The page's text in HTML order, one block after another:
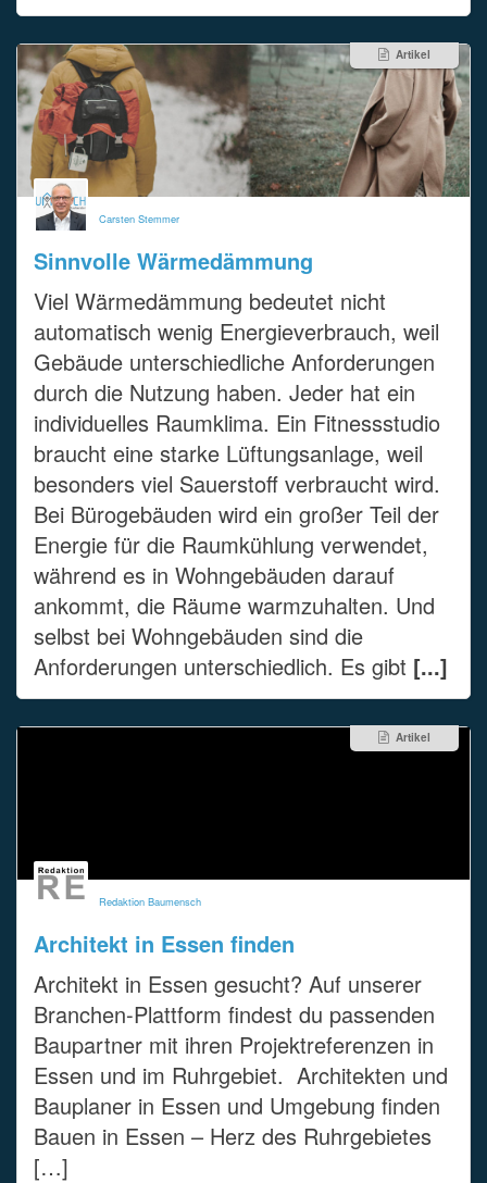
Artikel
Carsten Stemmer
Sinnvolle Wärmedämmung
Viel Wärmedämmung bedeutet nicht
automatisch wenig Energieverbrauch, weil
Gebäude unterschiedliche Anforderungen
durch die Nutzung haben. Jeder hat ein
individuelles Raumklima. Ein Fitnessstudio
braucht eine starke Lüftungsanlage, weil
besonders viel Sauerstoff verbraucht wird.
Bei Bürogebäuden wird ein großer Teil der
Energie für die Raumkühlung verwendet,
während es in Wohngebäuden darauf
ankommt, die Räume warmzuhalten. Und
selbst bei Wohngebäuden sind die
Anforderungen unterschiedlich. Es gibt [...]
Artikel
Redaktion Baumensch
Architekt in Essen finden
Architekt in Essen gesucht? Auf unserer
Branchen-Plattform findest du passenden
Baupartner mit ihren Projektreferenzen in
Essen und im Ruhrgebiet. Architekten und
Bauplaner in Essen und Umgebung finden
Bauen in Essen – Herz des Ruhrgebietes
[…]